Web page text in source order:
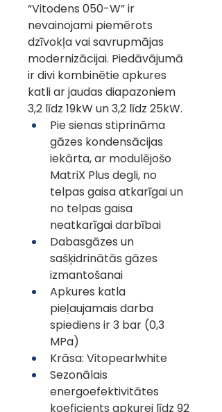
“Vitodens 050-W” ir
nevainojami piemērots
dzīvokļa vai savrupmājas
modernizācijai. Piedāvājumā
ir divi kombinētie apkures
katli ar jaudas diapazoniem
3,2 līdz 19kW un 3,2 līdz 25kW.
Pie sienas stiprināma
gāzes kondensācijas
iekārta, ar modulējošo
MatriX Plus degli, no
telpas gaisa atkarīgai un
no telpas gaisa
neatkarīgai darbībai
Dabasgāzes un
sašķidrinātās gāzes
izmantošanai
Apkures katla
pieļaujamais darba
spiediens ir 3 bar (0,3
MPa)
Krāsa: Vitopearlwhite
Sezonālais
energoefektivitātes
koeficients apkurei līdz 92